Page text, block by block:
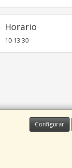
Configurar
Horario
10-13:30